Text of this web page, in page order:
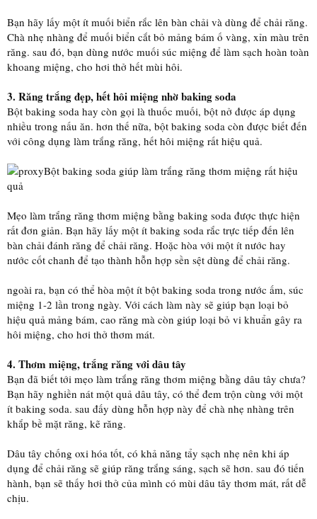
Bạn hãy lấy một ít muối biển rắc lên bàn chải và dùng để chải răng.
Chà nhẹ nhàng để muối biển cắt bỏ mảng bám ố vàng, xỉn màu trên
răng. sau đó, bạn dùng nước muối súc miệng để làm sạch hoàn toàn
khoang miệng, cho hơi thở hết mùi hôi.
3. Răng trắng đẹp, hết hôi miệng nhờ baking soda
Bột baking soda hay còn gọi là thuốc muối, bột nở được áp dụng
nhiều trong nấu ăn. hơn thế nữa, bột baking soda còn được biết đến
với công dụng làm trắng răng, hết hôi miệng rất hiệu quả.
Bột baking soda giúp làm trắng răng thơm miệng rất hiệu
quả
Mẹo làm trắng răng thơm miệng bằng baking soda được thực hiện
rất đơn giản. Bạn hãy lấy một ít baking soda rắc trực tiếp đến lên
bàn chải đánh răng để chải răng. Hoặc hòa với một ít nước hay
nước cốt chanh để tạo thành hỗn hợp sền sệt dùng để chải răng.
ngoài ra, bạn có thể hòa một ít bột baking soda trong nước ấm, súc
miệng 1-2 lần trong ngày. Với cách làm này sẽ giúp bạn loại bỏ
hiệu quả mảng bám, cao răng mà còn giúp loại bỏ vi khuẩn gây ra
hôi miệng, cho hơi thở thơm mát.
4. Thơm miệng, trắng răng với dâu tây
Bạn đã biết tới mẹo làm trắng răng thơm miệng bằng dâu tây chưa?
Bạn hãy nghiền nát một quả dâu tây, có thể đem trộn cùng với một
ít baking soda. sau đấy dùng hỗn hợp này để chà nhẹ nhàng trên
khắp bề mặt răng, kẽ răng.
Dâu tây chống oxi hóa tốt, có khả năng tẩy sạch nhẹ nên khi áp
dụng để chải răng sẽ giúp răng trắng sáng, sạch sẽ hơn. sau đó tiến
hành, bạn sẽ thấy hơi thở của mình có mùi dâu tây thơm mát, rất dễ
chịu.